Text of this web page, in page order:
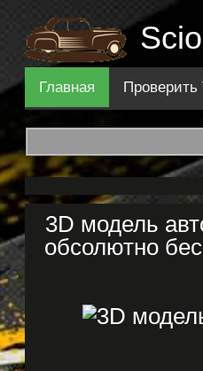
Главная Проверить
3D модель
обсолютно